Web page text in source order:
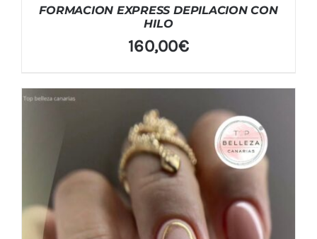
FORMACION EXPRESS DEPILACION CON
HILO
160,00€